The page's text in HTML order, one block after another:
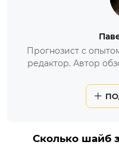
Прогнозист с
редактор. Автор
Сколько шайб